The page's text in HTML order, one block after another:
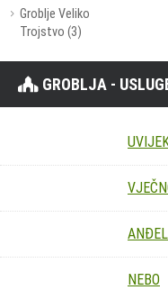
Groblje Veliko
Trojstvo (3)
GROBLJA -
NEBO